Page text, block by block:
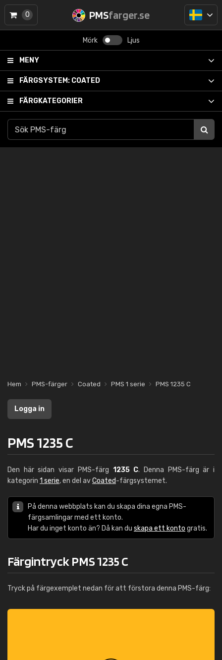
PMSfarger.se
Mörk Ljus
MENY
FÄRGSYSTEM: COATED
FÄRGKATEGORIER
0
Hem PMS-färger Coated PMS 1 serie PMS 1235 C
Logga in
PMS 1235 C
Den här sidan visar PMS-färg 1235 C. Denna PMS-färg är i
kategorin 1 serie, en del avCoated-färgsystemet.
På denna webbplats kan du skapa dina egna PMS-
färgsamlingar med ett konto.
Har du inget konto än? Då kan du skapa ett konto gratis.
Färgintryck PMS 1235 C
Tryck på färgexemplet nedan för att förstora denna PMS-färg: